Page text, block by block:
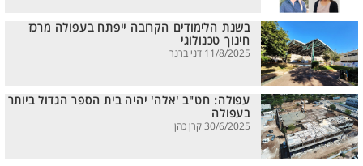
בשנת הלימודים הקרובה ייפתח בעפולה מרכז
חינוך טכנולוגי
11/8/2025 דני ברנר
עפולה: חט"ב 'אלה' יהיה בית הספר הגדול ביותר
בעפולה
30/6/2025 קרן כהן